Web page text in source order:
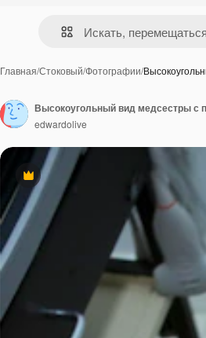
Главная/Стоковый/Фотографии/
Премиум
Высокоугольный вид медсестры с
edwardolive